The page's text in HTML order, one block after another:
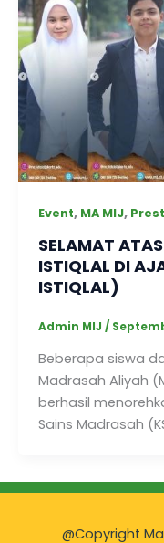
Event, MA MIJ,
SELAMAT
ISTIQLAL DI
ISTIQLAL)
Admin MIJ /
Beberapa siswa
Madrasah Aliyah
berhasil
Sains Madrasah
@Copyright